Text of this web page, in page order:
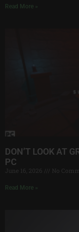
Read More »
DON’T LOOK AT
PC
June 16, 2026 No
Read More »